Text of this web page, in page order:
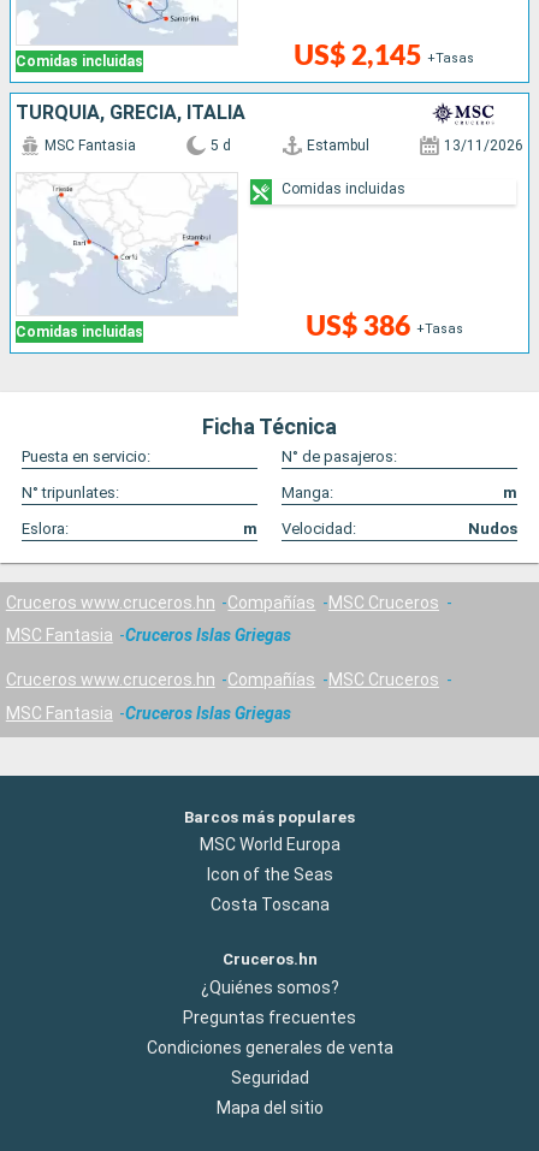
Comidas incluidas US$ 2,145 +Tasas
TURQUÍA, GRECIA, ITALIA
Comidas incluidas
MSC Fantasia 5 d Estambul 13/11/2026
US$ 386 +Tasas
Comidas incluidas
Ficha Técnica
Puesta en servicio:
N° de pasajeros:
N° tripunlates:
Manga:
m
Eslora:
m Velocidad: Nudos
Cruceros www.cruceros.hn Compañías
MSC Cruceros
MSC Fantasia
Cruceros Islas Griegas
Cruceros www.cruceros.hn Compañías
MSC Cruceros
MSC Fantasia
Cruceros Islas Griegas
Barcos más populares
MSC World Europa
Icon of the Seas
Costa Toscana
Cruceros.hn
¿Quiénes somos?
Preguntas frecuentes
Condiciones generales de venta
Seguridad
Mapa del sitio